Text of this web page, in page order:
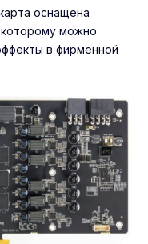
оснащена
которому можно
в фирменной